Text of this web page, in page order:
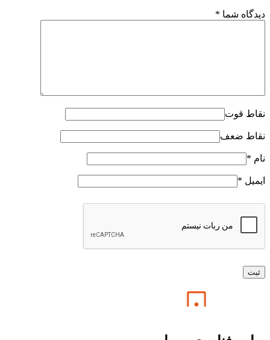
دیدگاه شما *
نقاط قوت
نقاط ضعف
نام *
ایمیل *